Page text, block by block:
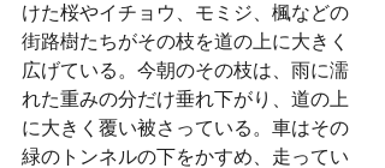
けた桜やイチョウ、モミジ、楓などの
街路樹たちがその枝を道の上に大きく
広げている。今朝のその枝は、雨に濡
れた重みの分だけ垂れ下がり、道の上
に大きく覆い被さっている。車はその
緑のトンネルの下をかすめ、走ってい